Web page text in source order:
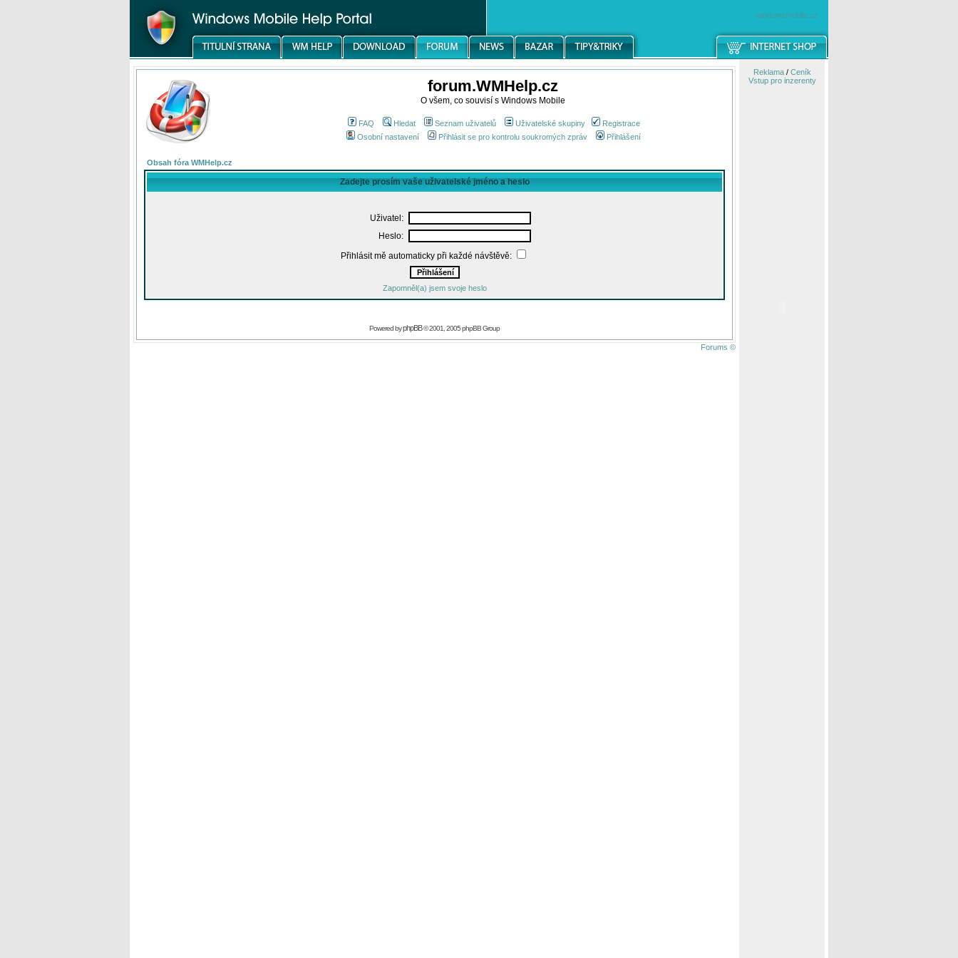
windowsmobile.cz
forum.WMHelp.cz
O všem, co souvisí s Windows Mobile
FAQ Hledat Seznam uživatelů Uživatelské skupiny
Registrace
Osobní nastavení
Přihlásit se pro kontrolu soukromých zpráv Přihlášení
Obsah fóra WMHelp.cz
Zadejte prosím vaše uživatelské jméno a heslo
Uživatel:
Heslo:
Přihlásit mě automaticky při každé návštěvě:
Zapomněl(a) jsem svoje heslo
Powered byphpBB© 2001, 2005 phpBB Group
Forums ©
Reklama/ Ceník
Vstup pro inzerenty